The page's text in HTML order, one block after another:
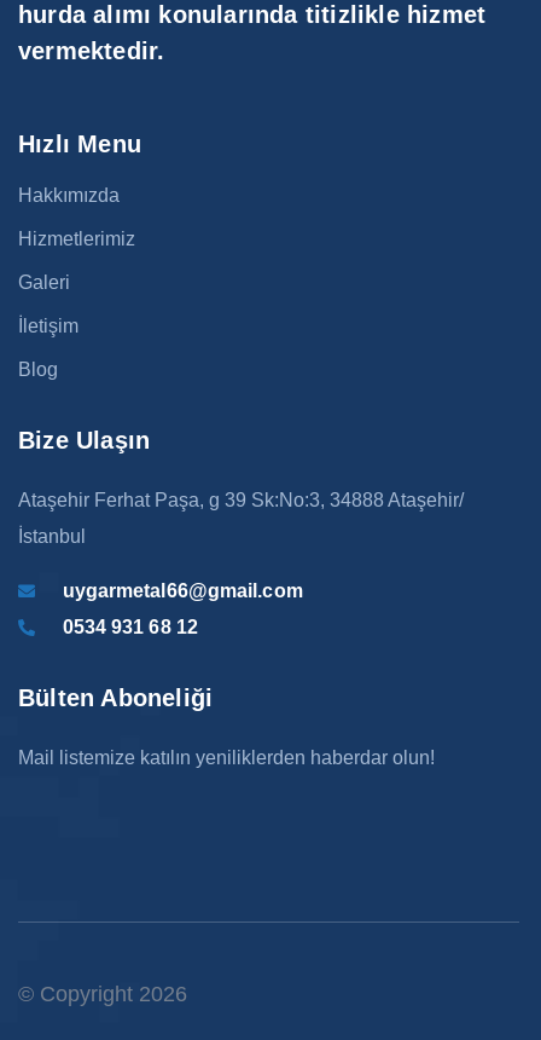
hurda alımı konularında titizlikle hizmet
vermektedir.
Hızlı Menu
Hakkımızda
Hizmetlerimiz
Galeri
İletişim
Blog
Bize Ulaşın
Ataşehir Ferhat Paşa, g 39 Sk:No:3, 34888 Ataşehir/
İstanbul
uygarmetal66@gmail.com
0534 931 68 12
Bülten Aboneliği
Mail listemize katılın yeniliklerden haberdar olun!
© Copyright 2026